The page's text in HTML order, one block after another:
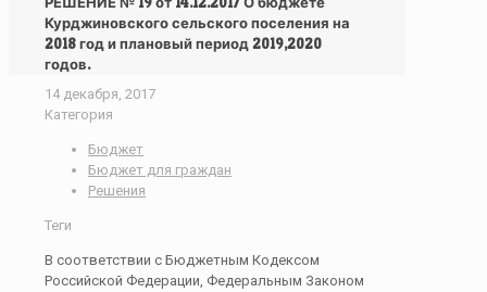
Курджиновского сельского поселения на
2018 год и плановый период 2019,2020
годов.
14 декабря, 2017
Категория
Бюджет
Бюджет для граждан
Решения
Теги
В соответствии с Бюджетным Кодексом
Российской Федерации, Федеральным Законом